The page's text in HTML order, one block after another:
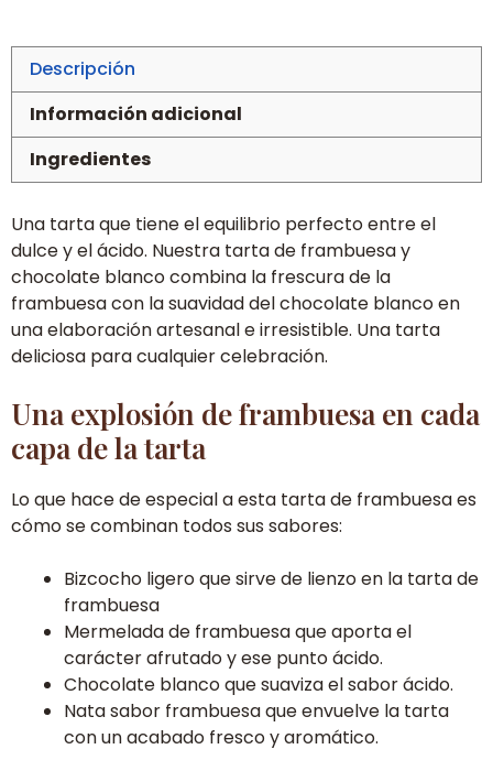
blanco
en
Zaragoza
Descripción
Información adicional
Ingredientes
Una tarta que tiene el equilibrio perfecto entre el
dulce y el ácido. Nuestra tarta de frambuesa y
chocolate blanco combina la frescura de la
frambuesa con la suavidad del chocolate blanco en
una elaboración artesanal e irresistible. Una tarta
deliciosa para cualquier celebración.
Una explosión de frambuesa en cada
capa de la tarta
Lo que hace de especial a esta tarta de frambuesa es
cómo se combinan todos sus sabores:
Bizcocho ligero que sirve de lienzo en la tarta de
frambuesa
Mermelada de frambuesa que aporta el
carácter afrutado y ese punto ácido.
Chocolate blanco que suaviza el sabor ácido.
Nata sabor frambuesa que envuelve la tarta
con un acabado fresco y aromático.